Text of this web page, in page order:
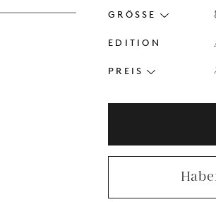
GRÖSSE
EDITION
PREIS